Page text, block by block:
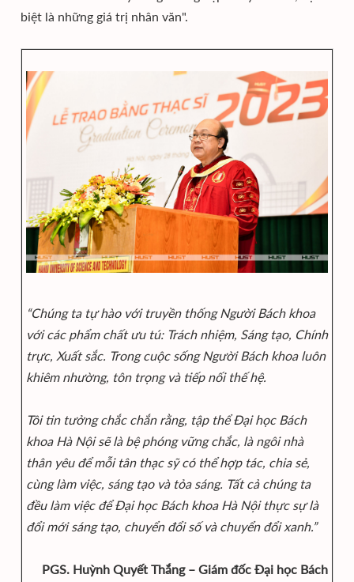
biệt là những giá trị nhân văn".
“Chúng ta tự hào với truyền thống Người Bách khoa
với các phẩm chất ưu tú: Trách nhiệm, Sáng tạo, Chính
trực, Xuất sắc. Trong cuộc sống Người Bách khoa luôn
khiêm nhường, tôn trọng và tiếp nối thế hệ.
Tôi tin tưởng chắc chắn rằng, tập thể Đại học Bách
khoa Hà Nội sẽ là bệ phóng vững chắc, là ngôi nhà
thân yêu để mỗi tân thạc sỹ có thể hợp tác, chia sẻ,
cùng làm việc, sáng tạo và tỏa sáng. Tất cả chúng ta
đều làm việc để Đại học Bách khoa Hà Nội thực sự là
đổi mới sáng tạo, chuyển đổi số và chuyển đổi xanh.”
PGS. Huỳnh Quyết Thắng – Giám đốc Đại học Bách